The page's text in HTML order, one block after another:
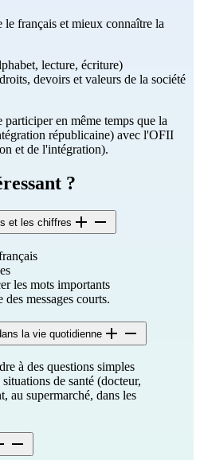
français et mieux connaître la
lecture, écriture)
devoirs et valeurs de la société
participer en même temps que la
républicaine) avec l'OFII
et de l'intégration).
?
et les chiffres
les mots importants
messages courts.
la vie quotidienne
à des questions simples
de santé (docteur,
au supermarché, dans les